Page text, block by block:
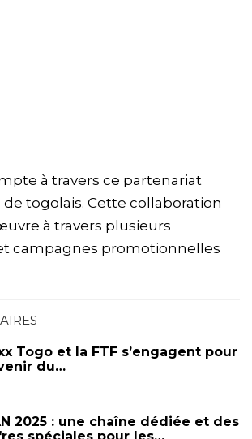
à travers ce partenariat
togolais. Cette collaboration
à travers plusieurs
campagnes promotionnelles
Togo et la FTF s’engagent pour
du…
2025 : une chaîne dédiée et des